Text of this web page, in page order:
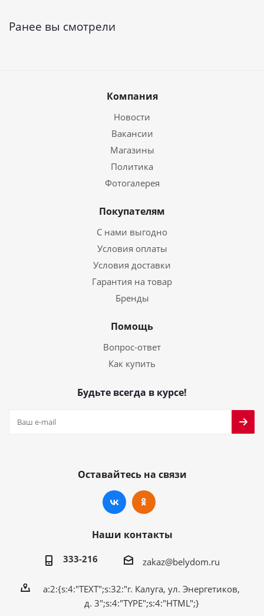
Ранее вы смотрели
Компания
Новости
Вакансии
Магазины
Политика
Фотогалерея
Покупателям
С нами выгодно
Условия оплаты
Условия доставки
Гарантия на товар
Бренды
Помощь
Вопрос-ответ
Как купить
Будьте всегда в курсе!
Оставайтесь на связи
Наши контакты
333-216 zakaz@belydom.ru
a:2:{s:4:"TEXT";s:32:"г. Калуга, ул. Энергетиков,
д. 3";s:4:"TYPE";s:4:"HTML";}